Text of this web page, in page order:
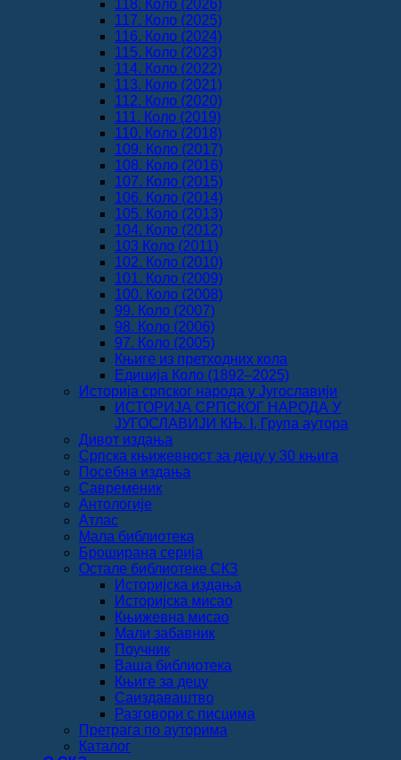
118. Коло (2026)
117. Коло (2025)
116. Коло (2024)
115. Коло (2023)
114. Коло (2022)
113. Коло (2021)
112. Коло (2020)
111. Коло (2019)
110. Коло (2018)
109. Коло (2017)
108. Коло (2016)
107. Коло (2015)
106. Коло (2014)
105. Коло (2013)
104. Коло (2012)
103 Коло (2011)
102. Коло (2010)
101. Коло (2009)
100. Коло (2008)
99. Коло (2007)
98. Коло (2006)
97. Коло (2005)
Књиге из претходних кола
Едиција Коло (1892‒2025)
Историја српског народа у Југославији
ИСТОРИЈА СРПСКОГ НАРОДА У
ЈУГОСЛАВИЈИ КЊ. I, Група аутора
Дивот издања
Српска књижевност за децу у 30 књига
Посебна издања
Савременик
Антологије
Атлас
Мала библиотека
Броширана серија
Остале библиотеке СКЗ
Историјска издања
Историјска мисао
Књижевна мисао
Мали забавник
Поучник
Ваша библиотека
Књиге за децу
Саиздаваштво
Разговори с писцима
Претрага по ауторима
Каталог